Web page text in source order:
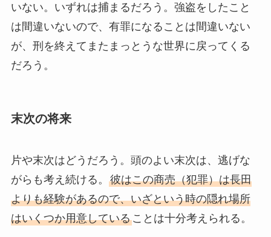
いない。いずれは捕まるだろう。強盗をしたこと
は間違いないので、有罪になることは間違いない
が、刑を終えてまたまっとうな世界に戻ってくる
だろう。
末次の将来
片や末次はどうだろう。頭のよい末次は、逃げな
がらも考え続ける。 彼はこの商売（犯罪）は長田
よりも経験があるので、いざという時の隠れ場所
はいくつか用意していることは十分考えられる。